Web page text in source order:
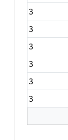
3
3
3
3
3
3